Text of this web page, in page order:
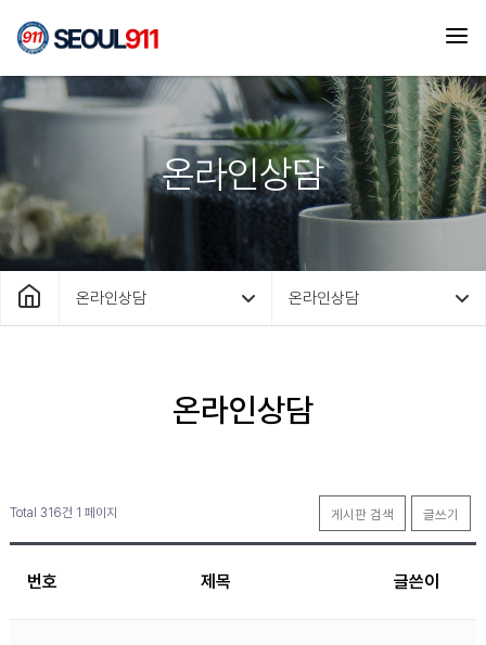
온라인상담
온라인상담 온라인상담
온라인상담
Total 316건 1 페이지 게시판 검색 글쓰기
번호 제목 글쓴이